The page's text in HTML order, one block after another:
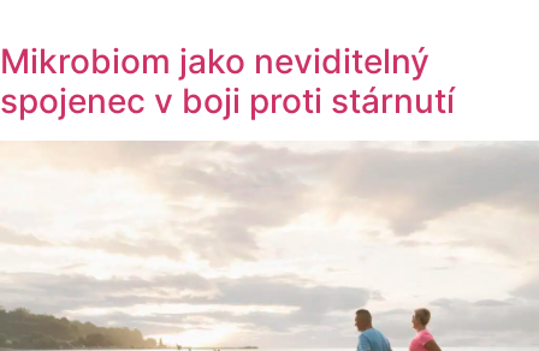
Mikrobiom jako neviditelný
spojenec v boji proti stárnutí